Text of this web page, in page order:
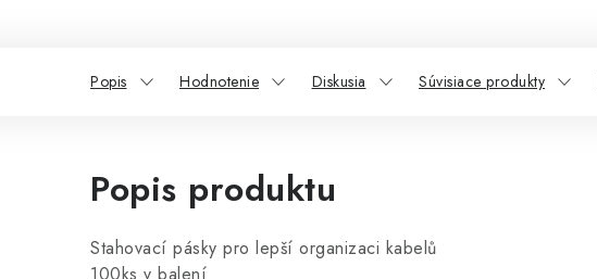
Popis Hodnotenie Diskusia Súvisiace produkty
Popis produktu
Stahovací pásky pro lepší organizaci kabelů